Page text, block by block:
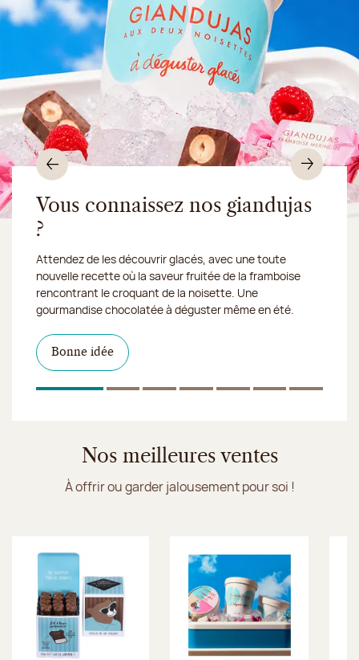
Vous connaissez nos giandujas
?
Attendez de les découvrir glacés, avec une toute
nouvelle recette où la saveur fruitée de la framboise
rencontrant le croquant de la noisette. Une
gourmandise chocolatée à déguster même en été.
Bonne idéeJe découvre le produit
Du 10 au 16 août 2026, notre atelier sera fermé :
Une envie gourmande ?
magasin
Découvrir le produit
Découvrez notre collection de crèmes glacées et
gourmands. Et que ce soit pour une pause fraicheur, une
soirée entre amis ou un dessert de dernière minute,
nous expédions vos
gourmandises en Chronofresh
Je découvre les dragées
Je découvre la collection
Précédent
1Sur 72Sur 7
3Sur 7
4Sur 7
5Sur 7
6Sur 7
7Sur
Nos meilleures ventes
À offrir ou garder jalousement pour soi !